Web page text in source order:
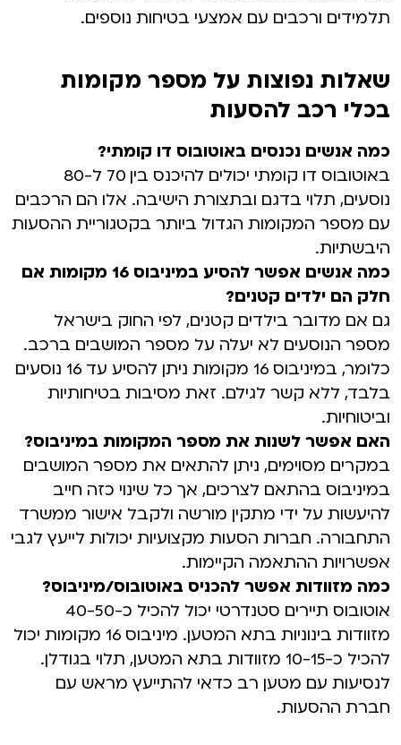
תלמידים ורכבים עם אמצעי בטיחות נוספים.
שאלות נפוצות על מספר מקומות
בכלי רכב להסעות
כמה אנשים נכנסים באוטובוס דו קומתי?
באוטובוס דו קומתי יכולים להיכנס בין 70 ל-80
נוסעים, תלוי בדגם ובתצורת הישיבה. אלו הם הרכבים
עם מספר המקומות הגדול ביותר בקטגוריית ההסעות
היבשתיות.
כמה אנשים אפשר להסיע במיניבוס 16 מקומות אם
חלק הם ילדים קטנים?
גם אם מדובר בילדים קטנים, לפי החוק בישראל
מספר הנוסעים לא יעלה על מספר המושבים ברכב.
כלומר, במיניבוס 16 מקומות ניתן להסיע עד 16 נוסעים
בלבד, ללא קשר לגילם. זאת מסיבות בטיחותיות
וביטוחיות.
האם אפשר לשנות את מספר המקומות במיניבוס?
במקרים מסוימים, ניתן להתאים את מספר המושבים
במיניבוס בהתאם לצרכים, אך כל שינוי כזה חייב
להיעשות על ידי מתקין מורשה ולקבל אישור ממשרד
התחבורה. חברות הסעות מקצועיות יכולות לייעץ לגבי
אפשרויות ההתאמה הקיימות.
כמה מזוודות אפשר להכניס באוטובוס/מיניבוס?
אוטובוס תיירים סטנדרטי יכול להכיל כ-40-50
מזוודות בינוניות בתא המטען. מיניבוס 16 מקומות יכול
להכיל כ-10-15 מזוודות בתא המטען, תלוי בגודלן.
לנסיעות עם מטען רב כדאי להתייעץ מראש עם
חברת ההסעות.